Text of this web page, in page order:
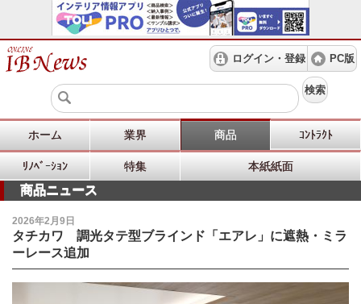
ログイン・登録 PC版
検索
ホーム 業界 商品 ｺﾝﾄﾗｸﾄ
ﾘﾉﾍﾞｰｼｮﾝ 特集 本紙紙面
商品ニュース
2026年2月9日
タチカワ 調光タテ型ブラインド「エアレ」に遮熱・ミラ
ーレース追加